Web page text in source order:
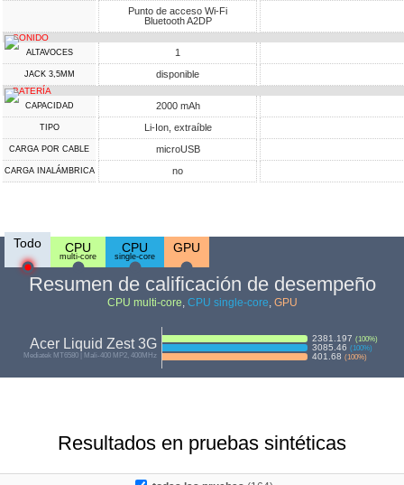
Punto de acceso Wi-Fi
Bluetooth A2DP
SONIDO
ALTAVOCES 1
JACK 3,5MM disponible
BATERÍA
CAPACIDAD 2000 mAh
TIPO Li-Ion, extraíble
CARGA POR CABLE microUSB
CARGA INALÁMBRICA no
Todo CPU
multi-core
CPU
single-core
GPU
Resumen de calificación de desempeño
CPU multi-core, CPU single-core, GPU
Acer Liquid Zest 3G
Mediatek MT6580 | Mali-400 MP2, 400MHz
2381.197 (100%)
3085.46 (100%)
401.68 (100%)
Resultados en pruebas sintéticas